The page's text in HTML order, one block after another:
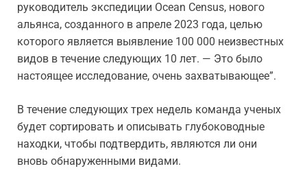
руководитель экспедиции Ocean Census, нового
альянса, созданного в апреле 2023 года, целью
которого является выявление 100 000 неизвестных
видов в течение следующих 10 лет. — Это было
настоящее исследование, очень захватывающее”.
В течение следующих трех недель команда ученых
будет сортировать и описывать глубоководные
находки, чтобы подтвердить, являются ли они
вновь обнаруженными видами.